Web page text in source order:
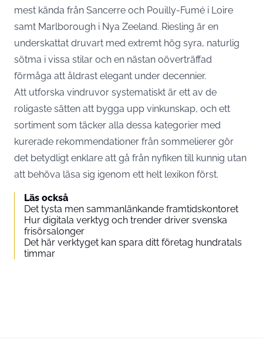
mest kända från Sancerre och Pouilly-Fumé i Loire
samt Marlborough i Nya Zeeland. Riesling är en
underskattat druvart med extremt hög syra, naturlig
sötma i vissa stilar och en nästan oöverträffad
förmåga att åldrast elegant under decennier.
Att utforska vindruvor systematiskt är ett av de
roligaste sätten att bygga upp vinkunskap, och ett
sortiment som täcker alla dessa kategorier med
kurerade rekommendationer från sommelierer gör
det betydligt enklare att gå från nyfiken till kunnig utan
att behöva läsa sig igenom ett helt lexikon först.
Läs också
Det tysta men sammanlänkande framtidskontoret
Hur digitala verktyg och trender driver svenska
frisörsalonger
Det här verktyget kan spara ditt företag hundratals
timmar